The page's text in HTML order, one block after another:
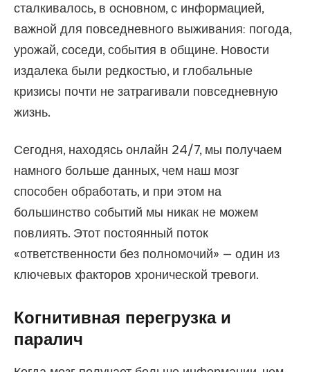
сталкивалось, в основном, с информацией,
важной для повседневного выживания: погода,
урожай, соседи, события в общине. Новости
издалека были редкостью, и глобальные
кризисы почти не затрагивали повседневную
жизнь.
Сегодня, находясь онлайн 24/7, мы получаем
намного больше данных, чем наш мозг
способен обработать, и при этом на
большинство событий мы никак не можем
повлиять. Этот постоянный поток
«ответственности без полномочий» — один из
ключевых факторов хронической тревоги.
Когнитивная перегрузка и
паралич